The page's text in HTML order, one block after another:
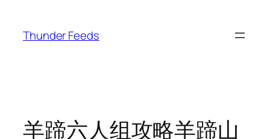
Thunder Feeds
羊蹄六人组攻略羊蹄山